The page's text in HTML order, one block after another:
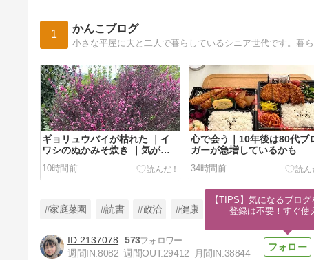
1 かんこブログ
小さな平屋に夫と二人で暮らしているシニア世代です。暮
ギョリュウバイが枯れた ｜イ
ワシのぬかみそ炊き ｜気が沈
10時間前
心で会う｜10年後は80代ブ
ガーが急増しているかも
34時間前
#家庭菜園 #読書 #政治 #健康
2137078
573
週間IN:8082 週間OUT:29412 月間IN:38844
【TIPS】気になるブログ
登録は不要！すぐ使